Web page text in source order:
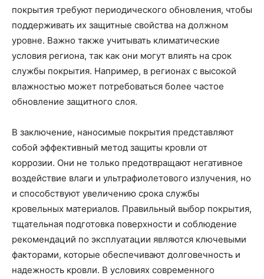
покрытия требуют периодического обновления, чтобы
поддерживать их защитные свойства на должном
уровне. Важно также учитывать климатические
условия региона, так как они могут влиять на срок
службы покрытия. Например, в регионах с высокой
влажностью может потребоваться более частое
обновление защитного слоя.
В заключение, наносимые покрытия представляют
собой эффективный метод защиты кровли от
коррозии. Они не только предотвращают негативное
воздействие влаги и ультрафиолетового излучения, но
и способствуют увеличению срока службы
кровельных материалов. Правильный выбор покрытия,
тщательная подготовка поверхности и соблюдение
рекомендаций по эксплуатации являются ключевыми
факторами, которые обеспечивают долговечность и
надежность кровли. В условиях современного